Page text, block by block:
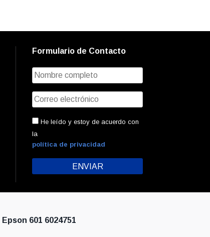
Formulario de Contacto
He leído y estoy de acuerdo con
la
política de privacidad
Epson 601 6024751